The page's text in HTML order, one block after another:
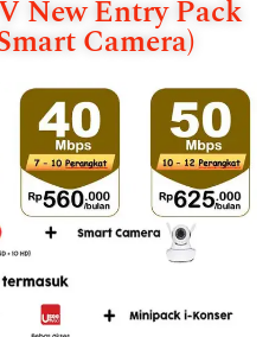
New Entry Pack
Camera)